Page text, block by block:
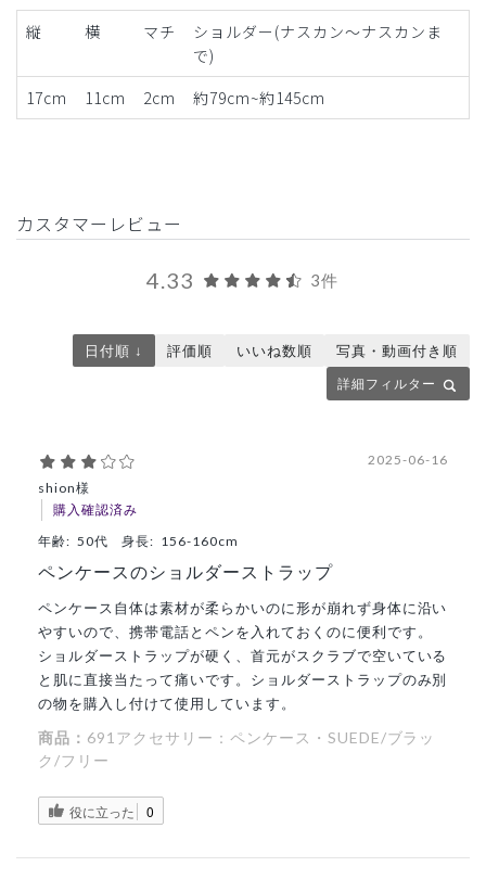
縦 横 マチ
ショルダー(ナスカン〜ナスカンま
で)
17cm
11cm 2cm 約79cm~約145cm
カスタマーレビュー
4.33 3件
詳細フィルター
日付順 ↓ 評価順 いいね数順 写真・動画付き順
shion様
購入確認済み
2025-06-16
年齢: 50代 身長: 156-160cm
ペンケースのショルダーストラップ
ペンケース自体は素材が柔らかいのに形が崩れず身体に沿い
やすいので、携帯電話とペンを入れておくのに便利です。
ショルダーストラップが硬く、首元がスクラブで空いている
と肌に直接当たって痛いです。ショルダーストラップのみ別
の物を購入し付けて使用しています。
商品： 691アクセサリー：ペンケース・SUEDE/ブラッ
ク/フリー
役に立った 0